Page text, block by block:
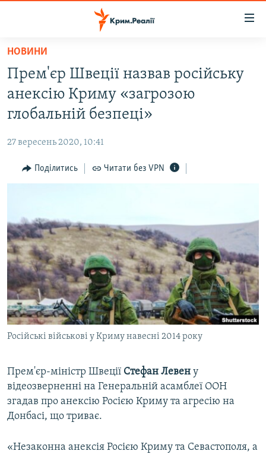
Перейти
основного
матеріалу
Перейти
до
основної
навігації
Перейти
до
НОВИНИ
ВОДА.КРИМ
ВІДЕО ТА ФОТО
БЛОГИ
ПОГЛЯД
СПЕЦПРОЕКТИ
ДЕПОРТАЦІЯ
ВІДЕОУРОКИ «ELIFBE»
СВІДЧЕННЯ ОКУПАЦІЇ
УКРАЇНСЬКА ПРОБЛЕМА КРИМУ
ІНФОГРАФІКА
ЯК ОБІЙТИ БЛОКУВАННЯ
Русский
Qırımtatar
ДОЛУЧАЙСЯ!
Усі сайти RFE/RL
НОВИНИ
Прем'єр Швеції назвав російську
анексію Криму «загрозою
глобальній безпеці»
27 вересень 2020, 10:41
Поділитись Читати без VPN
Російські військові у Криму навесні 2014 року
Прем'єр-міністр Швеції Стефан Левен у
відеозверненні на Генеральній асамблеї ООН
згадав про анексію Росією Криму та агресію на
Донбасі, що триває.
«Незаконна анексія Росією Криму та Севастополя, а